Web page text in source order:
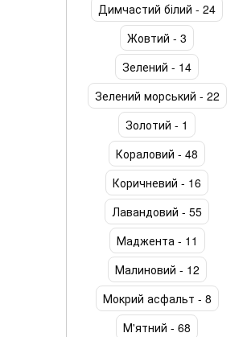
Димчастий білий - 24
Жовтий - 3
Зелений - 14
Зелений морський - 22
Золотий - 1
Кораловий - 48
Коричневий - 16
Лавандовий - 55
Маджента - 11
Малиновий - 12
Мокрий асфальт - 8
М'ятний - 68